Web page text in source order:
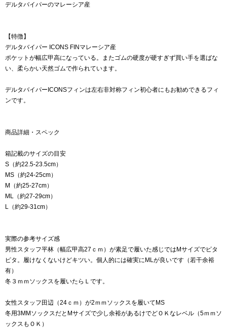
デルタバイパーのマレーシア産
【特徴】
デルタバイパー ICONS FINマレーシア産
ポケットが幅広甲高になっている。またゴムの硬度が硬すぎず買い手を選ばな
い、柔らかい天然ゴムで作られています。
デルタバイパーICONSフィンは左右非対称フィン初心者にもお勧めできるフィ
ンです。
商品詳細・スペック
箱記載のサイズの目安
S（約22.5-23.5cm）
MS（約24-25cm）
M（約25-27cm）
ML（約27-29cm）
L（約29-31cm）
実際の参考サイズ感
男性スタッフ平林（幅広甲高27ｃｍ）が素足で履いた感じではMサイズでピタ
ピタ。履けなくないけどキツい。個人的には確実にMLが良いです（若干余裕
有）
冬３ｍｍソックスを履いたらＬです。
女性スタッフ田辺（24ｃｍ）が2ｍｍソックスを履いてMS
冬用3MMソックスだとMサイズで少し余裕があるけでどＯＫなレベル（5ｍｍソ
ックスもＯＫ）